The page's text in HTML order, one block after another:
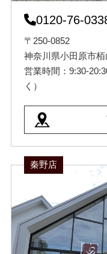
0120-76-
〒250-0852
神奈川県小田原市
営業時間：9:30-
く）
秦野店